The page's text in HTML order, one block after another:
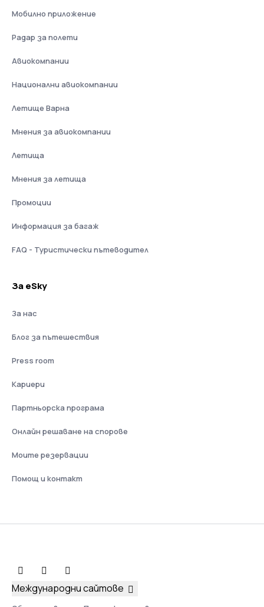
Мобилно приложение
Радар за полети
Авиокомпании
Национални авиокомпании
Летище Варна
Мнения за авиокомпании
Летища
Мнения за летища
Промоции
Информация за багаж
FAQ - Туристически пътеводител
За eSky
За нас
Блог за пътешествия
Press room
Кариери
Партньорска програма
Онлайн решаване на спорове
Моите резервации
Помощ и контакт
Международни сайтове